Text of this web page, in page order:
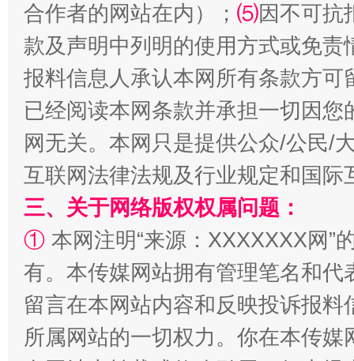
解纷+调解+退费，一次搞定
合作者的网站在内）； ⑸因不可抗
款及声明中列明的使用方式或免责
报料信息人承认本网所有条款方
已经阅读本网条款并承担一切因
网无关。本网只是提供公众/公民/
互联网法律法规及行业规定和国
三、关于网络版权权属问题：
① 本网注明“来源：XXXXXXX网”
有。本传媒网站拥有管理笔名和
留言在本网站内容和反映投诉报
所属网站的一切权力。你在本传